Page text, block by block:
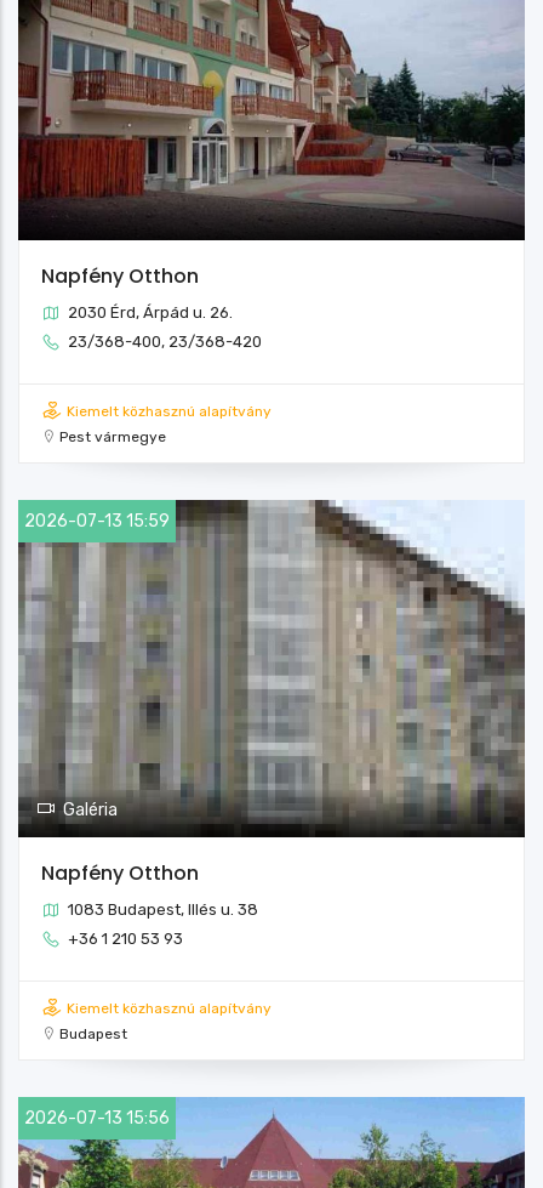
Napfény Otthon
2030 Érd, Árpád u. 26.
23/368-400, 23/368-420
Kiemelt közhasznú alapítvány
Pest vármegye
Galéria
Napfény Otthon
1083 Budapest, Illés u. 38
+36 1 210 53 93
2026-07-13 15:59
Kiemelt közhasznú alapítvány
Budapest
2026-07-13 15:56